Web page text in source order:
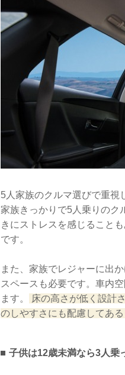
5人家族のクルマ選びで重視
家族きっかりで5人乗りのク
きにストレスを感じることも
です。
また、家族でレジャーに出
スペースも必要です。車内
ます。
床の高さが低く設計
のしやすさにも配慮してあ
子供は12歳未満なら3人乗